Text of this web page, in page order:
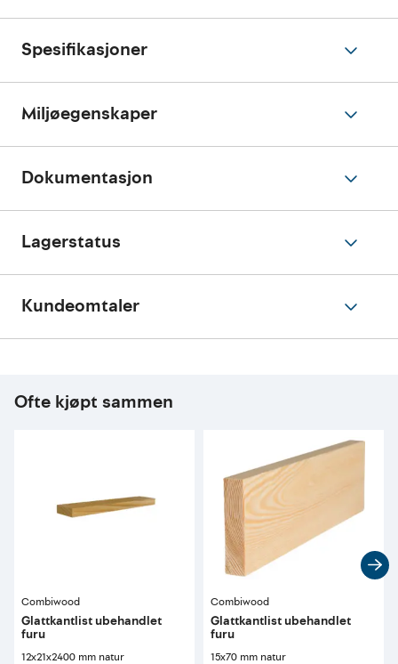
Spesifikasjoner
Miljøegenskaper
Dokumentasjon
Lagerstatus
Kundeomtaler
Ofte kjøpt sammen
Combiwood
Glattkantlist ubehandlet
furu
12x21x2400 mm natur
Combiwood
Glattkantlist ubehandlet
furu
15x70 mm natur